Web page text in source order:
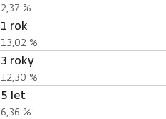
2,37 %
1 rok
13,02 %
3 roky
12,30 %
5 let
6,36 %